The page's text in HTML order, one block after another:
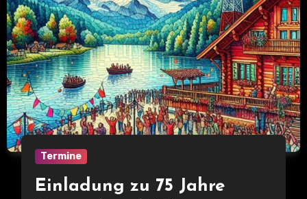
Termine
Einladung zu 75 Jahre